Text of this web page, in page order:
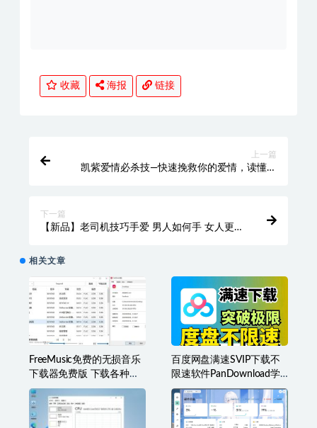
收藏 海报 链接
上一篇
凯紫爱情必杀技—快速挽救你的爱情，读懂男
下一篇
【新品】老司机技巧手爱 男人如何手 女人更疯
相关文章
FreeMusic免费的无损音乐
下载器免费版 下载各种类
型音乐
百度网盘满速SVIP下载不
限速软件PanDownload学
习网定制版